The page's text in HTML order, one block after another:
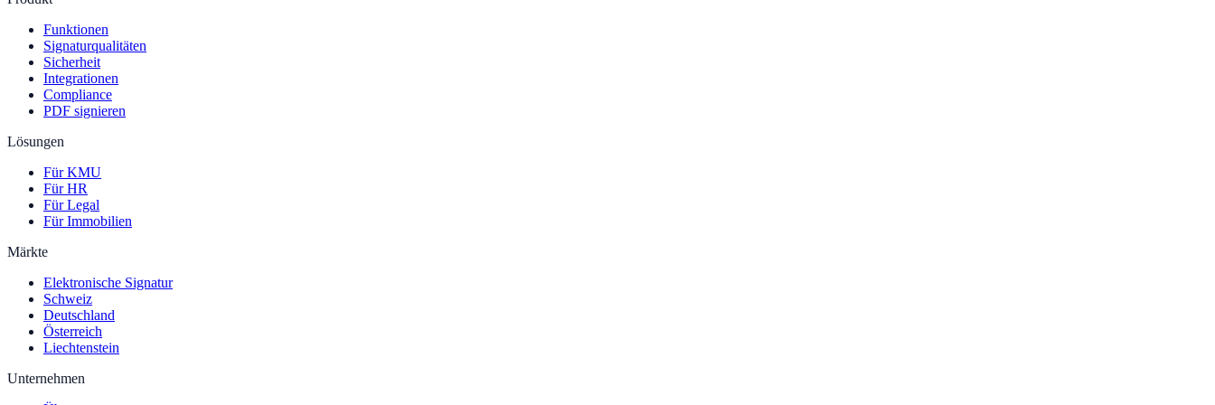
Funktionen
Signaturqualitäten
Sicherheit
Integrationen
Compliance
PDF signieren
Lösungen
Für KMU
Für HR
Für Legal
Für Immobilien
Märkte
Elektronische Signatur
Schweiz
Deutschland
Österreich
Liechtenstein
Unternehmen